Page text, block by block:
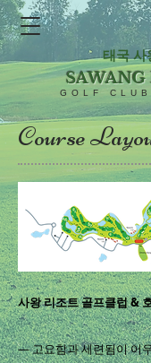
SAWANG
GOLF
태국 사
Course
사왕 리조트 골프클럽 &
― 고요함과 세련됨이 어